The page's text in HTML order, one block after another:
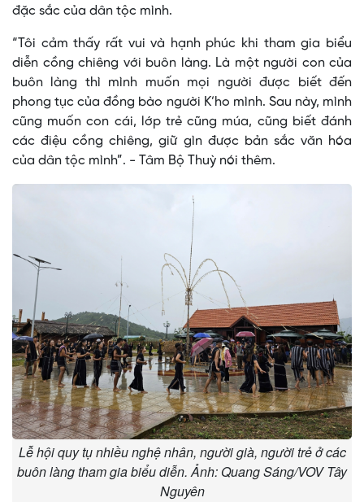
đặc sắc của dân tộc mình.
“Tôi cảm thấy rất vui và hạnh phúc khi tham gia biểu
diễn cồng chiêng với buôn làng. Là một người con của
buôn làng thì mình muốn mọi người được biết đến
phong tục của đồng bào người K’ho mình. Sau này, mình
cũng muốn con cái, lớp trẻ cũng múa, cũng biết đánh
các điệu cồng chiêng, giữ gìn được bản sắc văn hóa
của dân tộc mình”. - Tâm Bộ Thuỳ nói thêm.
Lễ hội quy tụ nhiều nghệ nhân, người già, người trẻ ở các
buôn làng tham gia biểu diễn. Ảnh: Quang Sáng/VOV Tây
Nguyên